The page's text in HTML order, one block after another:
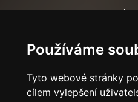
Používáme
Tyto webové stránky
cílem vylepšení
apartmánů
luxusních aut
dřevostavby
kancelář
häuser aus